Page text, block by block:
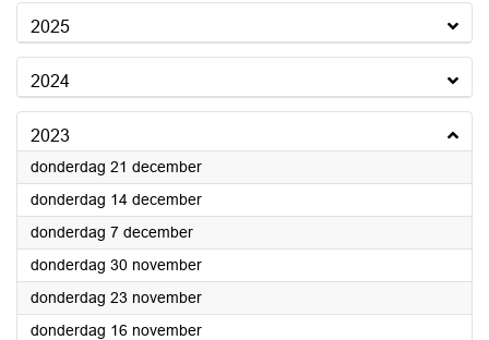
2025
2024
2023
donderdag 21 december2023
donderdag 14 december2023
donderdag 7 december2023
donderdag 30 november2023
donderdag 23 november2023
donderdag 16 november2023